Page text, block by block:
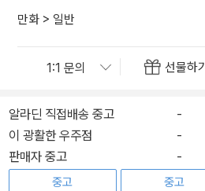
만화 > 일반
선물하기
알라딘 직접배송 중고
-
이 광활한 우주점
-
판매자 중고
-
중고
중고